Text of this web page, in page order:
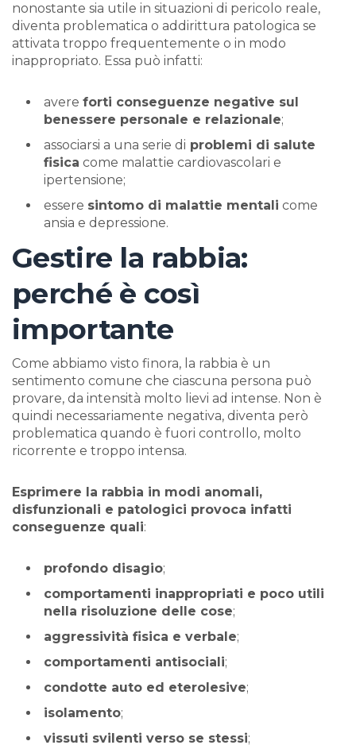
nonostante sia utile in situazioni di pericolo reale,
diventa problematica o addirittura patologica se
attivata troppo frequentemente o in modo
inappropriato. Essa può infatti:
avere forti conseguenze negative sul
benessere personale e relazionale;
associarsi a una serie di problemi di salute
fisica come malattie cardiovascolari e
ipertensione;
essere sintomo di malattie mentali come
ansia e depressione.
Gestire la rabbia:
perché è così
importante
Come abbiamo visto finora, la rabbia è un
sentimento comune che ciascuna persona può
provare, da intensità molto lievi ad intense. Non è
quindi necessariamente negativa, diventa però
problematica quando è fuori controllo, molto
ricorrente e troppo intensa.
Esprimere la rabbia in modi anomali,
disfunzionali e patologici provoca infatti
conseguenze quali:
profondo disagio;
comportamenti inappropriati e poco utili
nella risoluzione delle cose;
aggressività fisica e verbale;
comportamenti antisociali;
condotte auto ed eterolesive;
isolamento;
vissuti svilenti verso se stessi;